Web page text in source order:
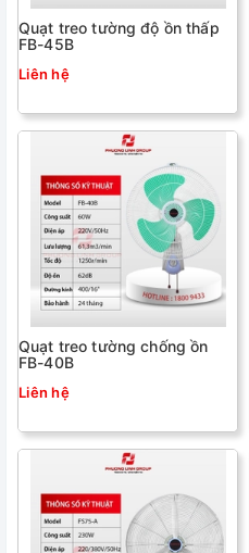
Quạt treo tường độ ồn thấp
FB-45B
Liên hệ
Quạt treo tường chống ồn
FB-40B
Liên hệ